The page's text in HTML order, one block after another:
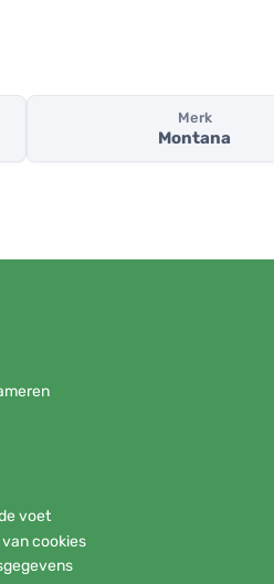
Merk
Montana
voet
cookies